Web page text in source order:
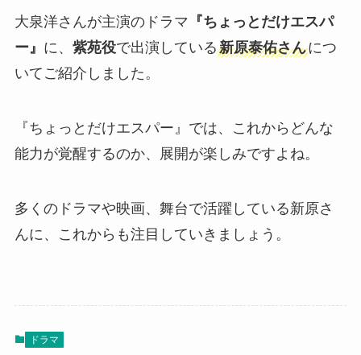
大泉洋さんが主演のドラマ 『ちょっとだけエスパ
ー』 に、 紫苑役で出演している新原泰佑さんにつ
いてご紹介しました。
『ちょっとだけエスパー』では、これからどんな
能力が覚醒するのか、展開が楽しみですよね。
多くのドラマや映画、舞台で活躍している新原さ
んに、これからも注目していきましょう。
ドラマ